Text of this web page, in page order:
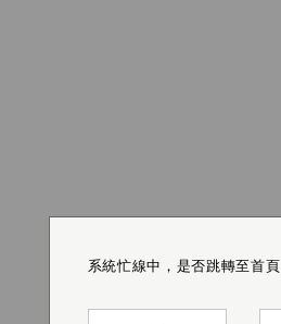
系統忙線中，是否跳轉至首頁
系統忙線中，是否跳轉至首頁
系統忙線中，是否跳轉至首頁
系統忙線中，是否跳轉至首頁
系統忙線中，是否跳轉至首頁